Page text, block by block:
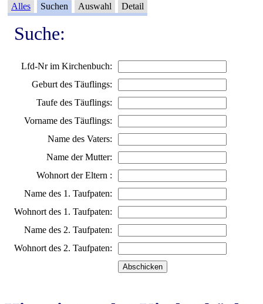
Alles Suchen Auswahl Detail
Suche:
Lfd-Nr im Kirchenbuch:
Geburt des Täuflings:
Taufe des Täuflings:
Vorname des Täuflings:
Name des Vaters:
Name der Mutter:
Wohnort der Eltern :
Name des 1. Taufpaten:
Wohnort des 1. Taufpaten:
Name des 2. Taufpaten:
Wohnort des 2. Taufpaten: